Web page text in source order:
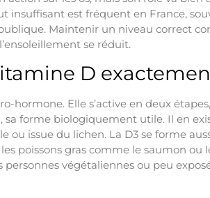
insuffisant est fréquent en France,
Maintenir un niveau correct
se réduit.
D
hormone. Elle s’active en deux
forme biologiquement utile. Il en
ou issue du lichen. La D3 se forme
poissons gras comme le saumon ou
végétaliennes ou peu